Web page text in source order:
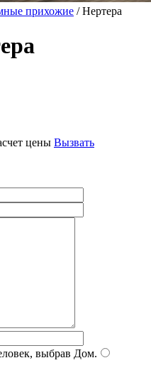
прихожие / Нертера
цены Вызвать
выбрав Дом.